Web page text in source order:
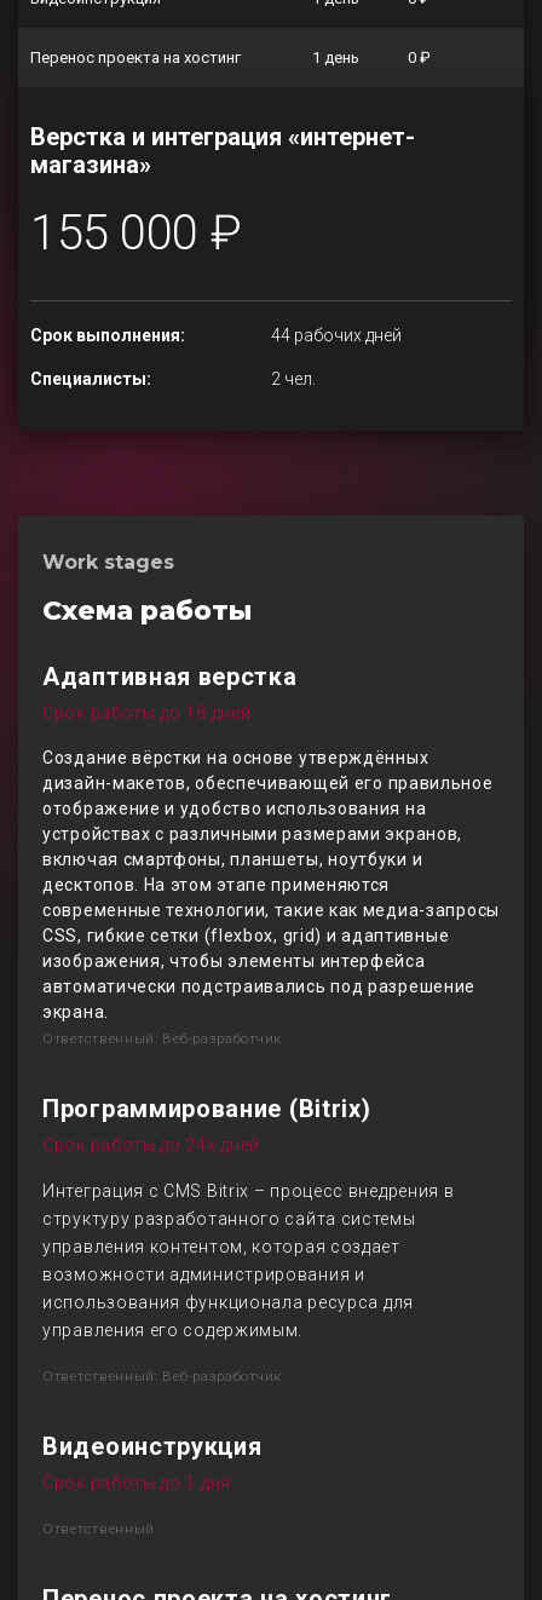
Перенос проекта на хостинг 1 день 0 ₽
Верстка и интеграция «интернет-
магазина»
155 000 ₽
Срок выполнения: 44 рабочих дней
Специалисты: 2 чел.
Work stages
Схема работы
Адаптивная верстка
Срок работы до 18 дней
Создание вёрстки на основе утверждённых
дизайн-макетов, обеспечивающей его правильное
отображение и удобство использования на
устройствах с различными размерами экранов,
включая смартфоны, планшеты, ноутбуки и
десктопов. На этом этапе применяются
современные технологии, такие как медиа-запросы
CSS, гибкие сетки (flexbox, grid) и адаптивные
изображения, чтобы элементы интерфейса
автоматически подстраивались под разрешение
экрана.
Ответственный: Веб-разработчик
Программирование (Bitrix)
Срок работы до 24х дней
Интеграция с CMS Bitrix – процесс внедрения в
структуру разработанного сайта системы
управления контентом, которая создает
возможности администрирования и
использования функционала ресурса для
управления его содержимым.
Ответственный: Веб-разработчик
Видеоинструкция
Срок работы до 1 дня
Ответственный: